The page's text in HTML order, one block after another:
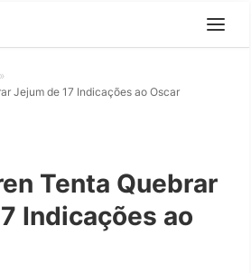
»
Jejum de 17 Indicações ao Oscar
Tenta Quebrar
Indicações ao